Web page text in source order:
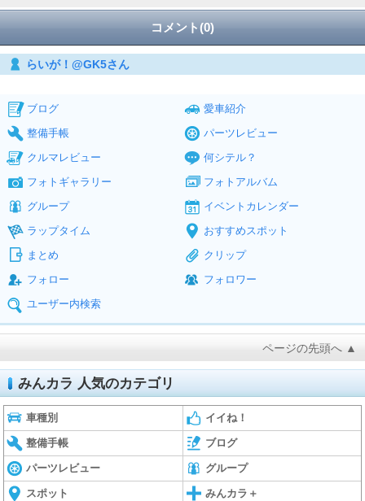
コメント(0)
らいが！@GK5さん
ブログ
愛車紹介
整備手帳
パーツレビュー
クルマレビュー
何シテル？
フォトギャラリー
フォトアルバム
グループ
イベントカレンダー
ラップタイム
おすすめスポット
まとめ
クリップ
フォロー
フォロワー
ユーザー内検索
ページの先頭へ ▲
みんカラ 人気のカテゴリ
車種別 イイね！
整備手帳 ブログ
パーツレビュー グループ
スポット みんカラ＋